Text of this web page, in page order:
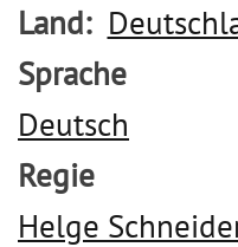
Land
Sprache
Deutsch
Regie
Helge